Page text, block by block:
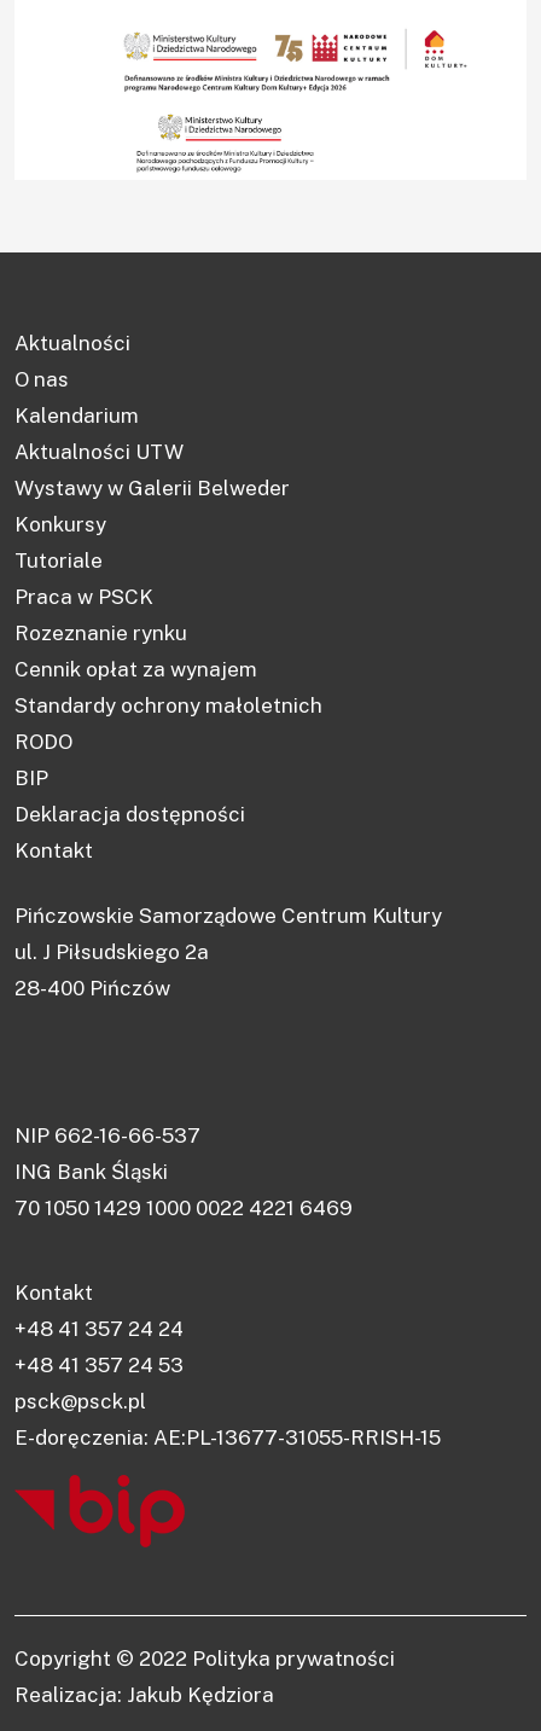
Aktualności
O nas
Kalendarium
Aktualności UTW
Wystawy w Galerii Belweder
Konkursy
Tutoriale
Praca w PSCK
Rozeznanie rynku
Cennik opłat za wynajem
Standardy ochrony małoletnich
RODO
BIP
Deklaracja dostępności
Kontakt
Pińczowskie Samorządowe Centrum Kultury
ul. J Piłsudskiego 2a
28-400 Pińczów
NIP 662-16-66-537
ING Bank Śląski
70 1050 1429 1000 0022 4221 6469
Kontakt
+48 41 357 24 24
+48 41 357 24 53
psck@psck.pl
E-doręczenia: AE:PL-13677-31055-RRISH-15
Copyright © 2022 Polityka prywatności
Realizacja: Jakub Kędziora